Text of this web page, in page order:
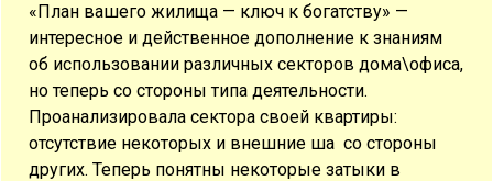
«План вашего жилища — ключ к богатству» —
интересное и действенное дополнение к знаниям
об использовании различных секторов дома\офиса,
но теперь со стороны типа деятельности.
Проанализировала сектора своей квартиры:
отсутствие некоторых и внешние ша со стороны
других. Теперь понятны некоторые затыки в